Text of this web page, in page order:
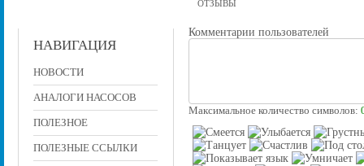
НАВИГАЦИЯ
НОВОСТИ
АНАЛОГИ НАСОСОВ
ПОЛЕЗНОЕ
ПОЛЕЗНЫЕ ССЫЛКИ
ОТЗЫВЫ
Комментарии пользователей
Максимальное количество символов: